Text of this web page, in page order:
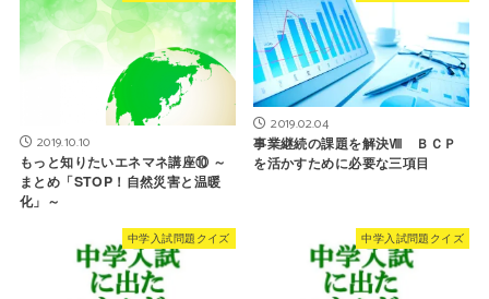
2019.10.10
もっと知りたいエネマネ講座⑩ ～
まとめ「STOP！自然災害と温暖
化」～
2019.02.04
事業継続の課題を解決Ⅷ ＢＣＰ
を活かすために必要な三項目
中学入試問題クイズ 中学入試問題クイズ